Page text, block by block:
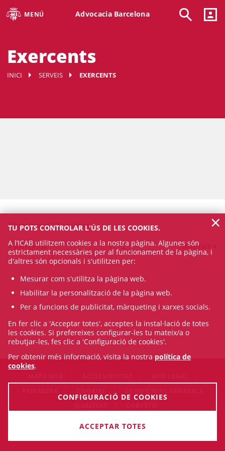
MENÚ Advocacia Barcelona
Exercents
INICI SERVEIS EXERCENTS
S'han trobat 52 resultats
ANTERIOR 1 2 SEGÜENT
© Mon Aug 10 22:03:28 CEST 2026 Il·lustre Col·legi de
TU POTS CONTROLAR L'ÚS DE LES COOKIES.
A l’ICAB utilitzem cookies a la nostra pàgina. Algunes són
estrictament necessàries per al funcionament de la pàgina, i
d'altres són opcionals i s'utilitzen per:
Mesurar com s'utilitza la pàgina web.
Habilitar la personalització de la pàgina web.
Per a funcions de publicitat, màrqueting i xarxes socials.
En fer clic a 'Acceptar totes', acceptes la instal·lació de totes
les cookies. Si prefereixes configurar-les tu mateix/a o
rebutjar-les, fes clic a 'Configuració de cookies'.
Per obtenir més informació, visita la nostra política de
cookies.
CONFIGURACIÓ DE COOKIES
ACCEPTAR TOTES
×